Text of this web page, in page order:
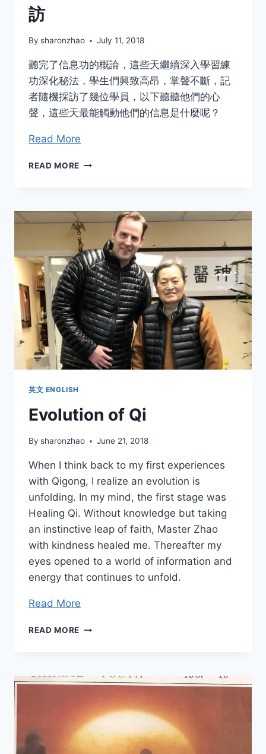
訪
By sharonzhao July 11, 2018
聽完了信息功的概論，這些天繼續深入學習練
功深化秘法，學生們興致高昂，掌聲不斷，記
者隨機採訪了幾位學員，以下聽聽他們的心
聲，這些天最能觸動他們的信息是什麼呢？
Read More
READ MORE 2018
功
高
級
班
學
生
隨
訪
英文 ENGLISH
Evolution of Qi
By sharonzhao June 21, 2018
When I think back to my first experiences
with Qigong, I realize an evolution is
unfolding. In my mind, the first stage was
Healing Qi. Without knowledge but taking
an instinctive leap of faith, Master Zhao
with kindness healed me. Thereafter my
eyes opened to a world of information and
energy that continues to unfold.
Read More
READ MORE EVOLUTION